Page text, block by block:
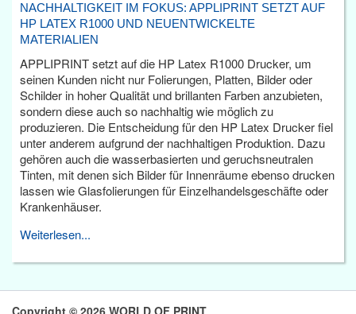
NACHHALTIGKEIT IM FOKUS: APPLIPRINT SETZT AUF
HP LATEX R1000 UND NEUENTWICKELTE
MATERIALIEN
APPLIPRINT setzt auf die HP Latex R1000 Drucker, um
seinen Kunden nicht nur Folierungen, Platten, Bilder oder
Schilder in hoher Qualität und brillanten Farben anzubieten,
sondern diese auch so nachhaltig wie möglich zu
produzieren. Die Entscheidung für den HP Latex Drucker fiel
unter anderem aufgrund der nachhaltigen Produktion. Dazu
gehören auch die wasserbasierten und geruchsneutralen
Tinten, mit denen sich Bilder für Innenräume ebenso drucken
lassen wie Glasfolierungen für Einzelhandelsgeschäfte oder
Krankenhäuser.
Weiterlesen...